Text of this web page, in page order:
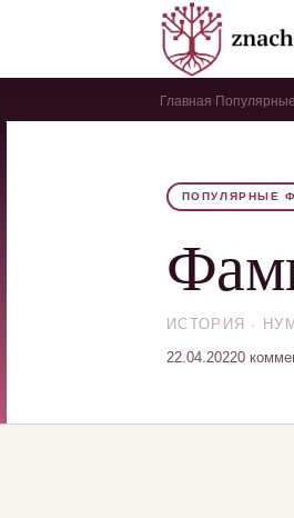
Главная
ПОПУЛЯРНЫЕ
ИСТОРИЯ ·
22.04.20220